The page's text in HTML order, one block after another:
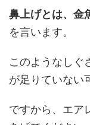
鼻上げとは、金
を言います。
このようなしぐ
が足りていない
ですから、エア